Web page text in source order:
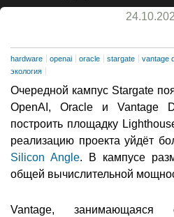
hardware openai oracle stargate vantage
экология
Очередной кампус Stargate
OpenAI, Oracle и Vantage
построить площадку
реализацию проекта уйдёт
Silicon Angle. В кампусе
общей вычислительной
Vantage, занимающаяся